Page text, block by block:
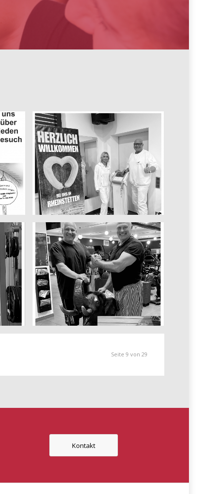
2024 November
EDEKA Südwest
Fleisch-
Gesundheitstag am
21.11.2024.
November 24, 2024
2024 August Norbert
mein erster
Trainingspartner vor
fast 50 Jahren
August 12, 2024
Seite 9 von 29
Kontakt